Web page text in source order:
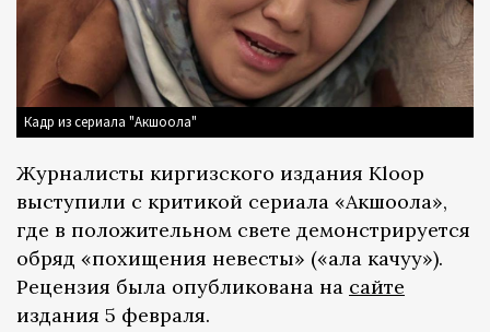
Кадр из сериала "Акшоола"
Журналисты киргизского издания Kloop
выступили с критикой сериала «Акшоола»,
где в положительном свете демонстрируется
обряд «похищения невесты» («ала качуу»).
Рецензия была опубликована на сайте
издания 5 февраля.